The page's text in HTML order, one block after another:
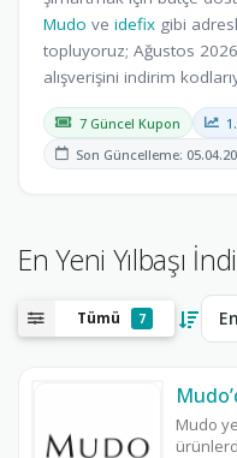
Mudo ve idefix gibi
topluyoruz; Ağustos 2026
alışverişini indirim
7 Güncel Kupon
Son Güncelleme:
En Yeni Yılbaşı
Tümü 7
Mudo